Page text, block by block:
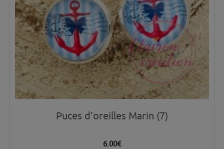
Puces d’oreilles Marin (7)
6.00€